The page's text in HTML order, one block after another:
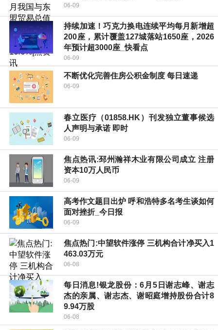
06-09
持续加速！巧克力换电连续平均每月新增超
200座，累计覆盖127城落站1650座，2026
年预计超3000座_快看点
06-09
不断优化完善住房公积金制度 每日速递
06-09
春立医疗（01858.HK）刊发独立董事候选
人声明与承诺 即时
06-09
焦点热讯:邳州瀚祥木业有限公司成立 注册
资本10万人民币
06-09
高考作文题目出炉 呼和浩特多名考生谈如何
面对挫折_今日报
06-09
焦点热门:中望软件涨停 三机构合计净买入1
463.03万元
06-08
每日消息!银龙股份：6月5日谢志峰、谢志
杰的亲属、谢志杰、谢昭庭增持股份合计8
9.94万股
06-08